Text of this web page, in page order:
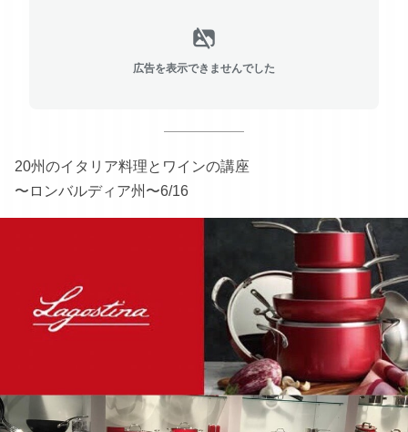
広告を表示できませんでした
20州のイタリア料理とワインの講座
〜ロンバルディア州〜6/16